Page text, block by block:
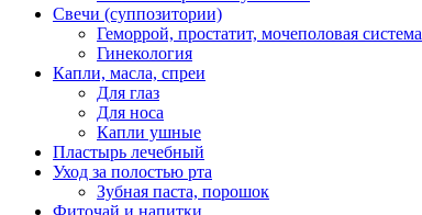
Свечи (суппозитории)
Геморрой, простатит, мочеполовая система
Гинекология
Капли, масла, спреи
Для глаз
Для носа
Капли ушные
Пластырь лечебный
Уход за полостью рта
Зубная паста, порошок
Фиточай и напитки